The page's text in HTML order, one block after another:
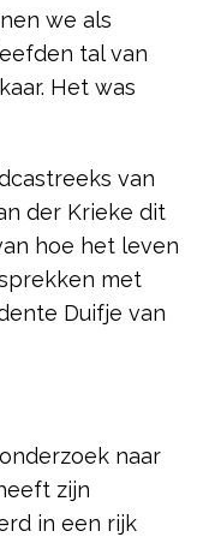
we als
tal van
Het was
van
der Krieke dit
hoe het leven
met
Duifje van
naar
zijn
in een rijk